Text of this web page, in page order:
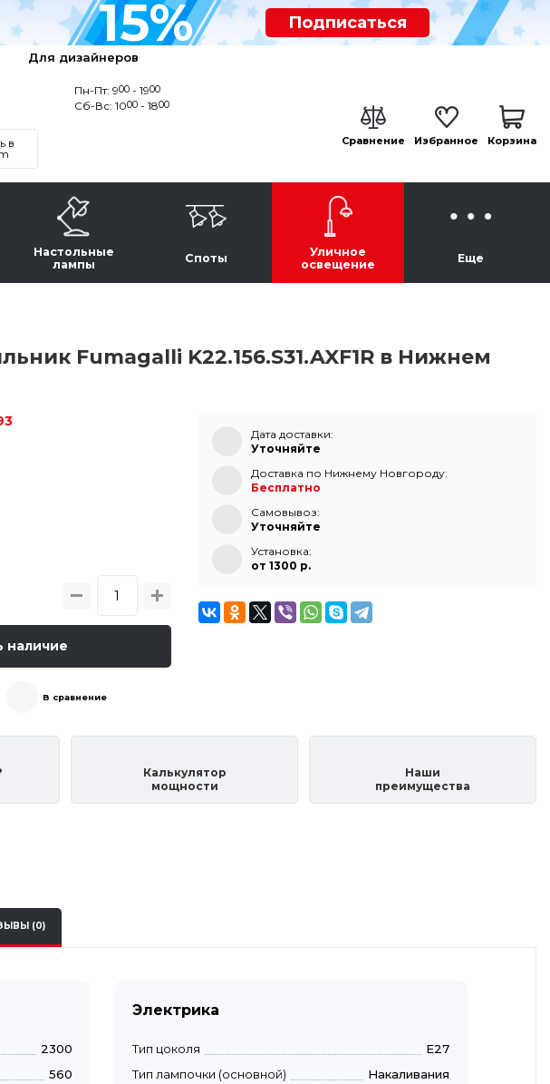
15% Подписаться
Для дизайнеров
в
Пн-Пт: 900 - 1900
Сб-Вс: 1000 - 1800
Сравнение Избранное Корзина
Настольные
лампы
Споты
Уличное
освещение
Еще
Fumagalli K22.156.S31.AXF1R в Нижнем
наличие
В сравнение
Дата доставки:
Уточняйте
Доставка по Нижнему Новгороду:
Бесплатно
Самовывоз:
Уточняйте
Установка:
от 1300 p.
Калькулятор
мощности
Наши
преимущества
(0)
2300
560
Электрика
Тип цоколя
E27
Тип лампочки (основной)
Накаливания